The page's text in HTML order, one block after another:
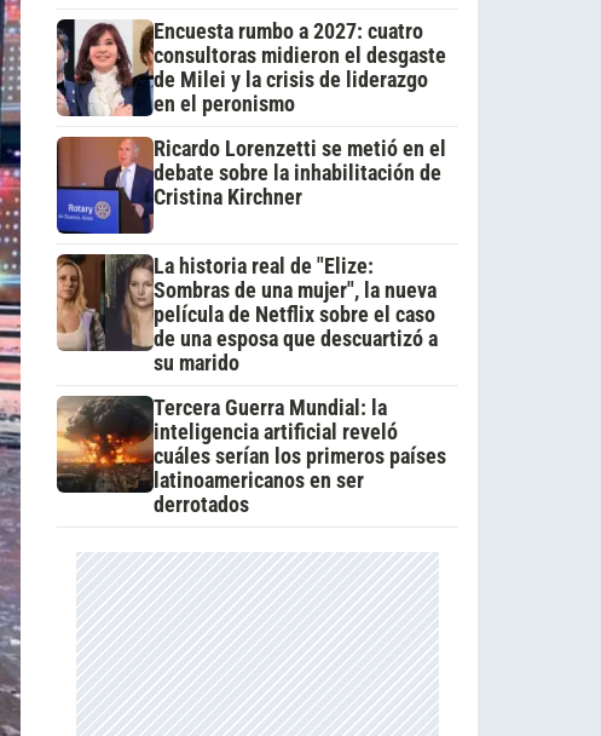
Encuesta rumbo a 2027: cuatro
consultoras midieron el desgaste
de Milei y la crisis de liderazgo
en el peronismo
Ricardo Lorenzetti se metió en el
debate sobre la inhabilitación de
Cristina Kirchner
La historia real de "Elize:
Sombras de una mujer", la nueva
película de Netflix sobre el caso
de una esposa que descuartizó a
su marido
Tercera Guerra Mundial: la
inteligencia artificial reveló
cuáles serían los primeros países
latinoamericanos en ser
derrotados